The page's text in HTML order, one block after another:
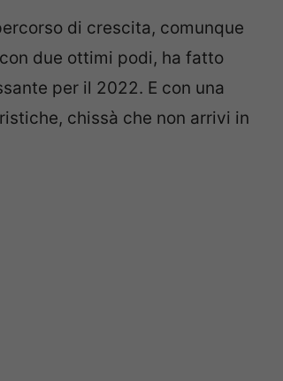
di crescita, comunque
due ottimi podi, ha fatto
per il 2022. E con una
chissà che non arrivi in